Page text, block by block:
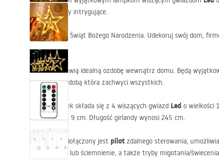
Zobacz wszystkie
Ogród
Meble ogrodowe
Prace w ogrodzie
Pawilony i altany
Osłony i Maty
te święta były intrygujące.
Poczuj magię Świąt Bożego Narodzenia. Udekoruj swój dom,
sposób.
Lampki stanowią idealną ozdobę wewnątrz domu. Będą
oryginalną ozdobą która zachwyci wszystkich.
Zestaw lampek składa się z 4 wiszących gwiazd Led o wielkości
wymiarze 9 × 9 cm. Długość girlandy wynosi 245 cm.
Do zestawu dołączony jest pilot zdalnego sterowania,
rozświetlenie lub ściemnienie, a także tryby migotania/